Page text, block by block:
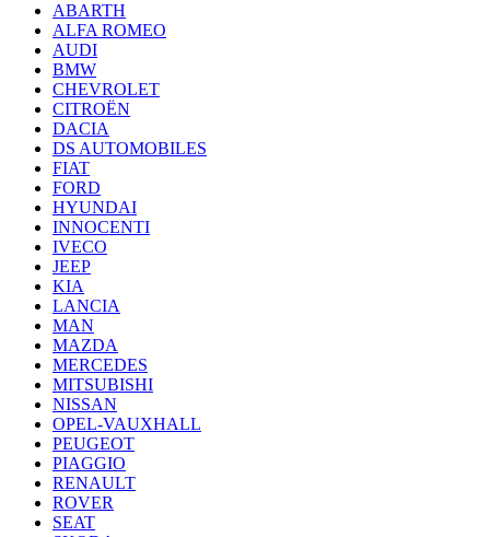
ABARTH
ALFA ROMEO
AUDI
BMW
CHEVROLET
CITROËN
DACIA
DS AUTOMOBILES
FIAT
FORD
HYUNDAI
INNOCENTI
IVECO
JEEP
KIA
LANCIA
MAN
MAZDA
MERCEDES
MITSUBISHI
NISSAN
OPEL-VAUXHALL
PEUGEOT
PIAGGIO
RENAULT
ROVER
SEAT